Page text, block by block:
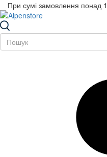
При сумі замовлення понад